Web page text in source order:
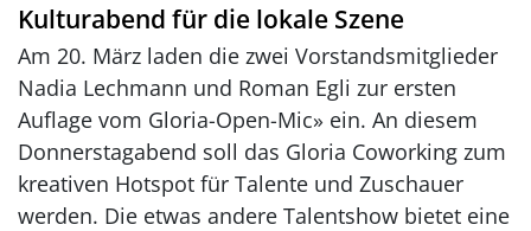
Kulturabend für die lokale Szene
Am 20. März laden die zwei Vorstandsmitglieder
Nadia Lechmann und Roman Egli zur ersten
Auflage vom Gloria-Open-Mic» ein. An diesem
Donnerstagabend soll das Gloria Coworking zum
kreativen Hotspot für Talente und Zuschauer
werden. Die etwas andere Talentshow bietet eine